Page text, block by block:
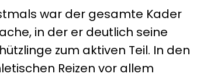
war der gesamte Kader
in der er deutlich seine
zum aktiven Teil. In den
Reizen vor allem